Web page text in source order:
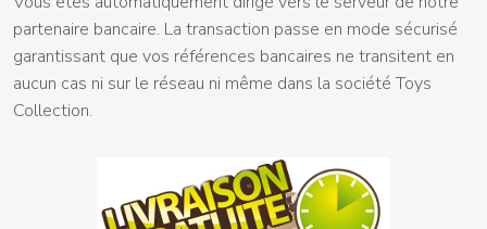
partenaire bancaire. La transaction passe en mode sécurisé
garantissant que vos références bancaires ne transitent en
aucun cas ni sur le réseau ni même dans la société Toys
Collection.